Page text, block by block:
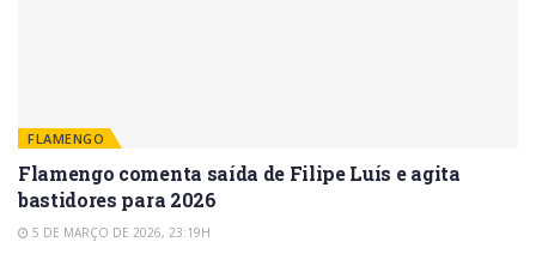
FLAMENGO
Flamengo comenta saída de Filipe Luís e agita
bastidores para 2026
5 DE MARÇO DE 2026, 23:19H